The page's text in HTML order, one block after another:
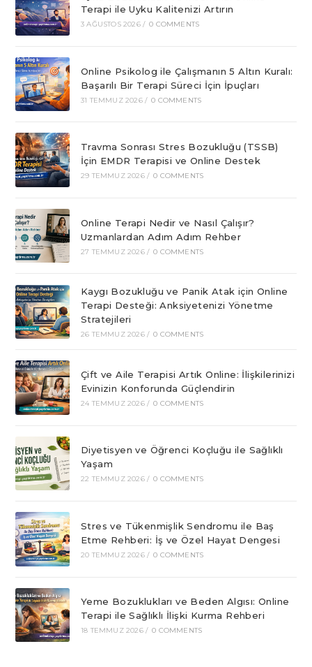
Terapi ile Uyku Kalitenizi Artırın
3 AĞUSTOS 2026 / 0 COMMENTS
Online Psikolog ile Çalışmanın 5 Altın Kuralı:
Başarılı Bir Terapi Süreci İçin İpuçları
31 TEMMUZ 2026 / 0 COMMENTS
Travma Sonrası Stres Bozukluğu (TSSB)
İçin EMDR Terapisi ve Online Destek
29 TEMMUZ 2026 / 0 COMMENTS
Online Terapi Nedir ve Nasıl Çalışır?
Uzmanlardan Adım Adım Rehber
27 TEMMUZ 2026 / 0 COMMENTS
Kaygı Bozukluğu ve Panik Atak için Online
Terapi Desteği: Anksiyetenizi Yönetme
Stratejileri
26 TEMMUZ 2026 / 0 COMMENTS
Çift ve Aile Terapisi Artık Online: İlişkilerinizi
Evinizin Konforunda Güçlendirin
24 TEMMUZ 2026 / 0 COMMENTS
Diyetisyen ve Öğrenci Koçluğu ile Sağlıklı
Yaşam
22 TEMMUZ 2026 / 0 COMMENTS
Stres ve Tükenmişlik Sendromu ile Baş
Etme Rehberi: İş ve Özel Hayat Dengesi
20 TEMMUZ 2026 / 0 COMMENTS
Yeme Bozuklukları ve Beden Algısı: Online
Terapi ile Sağlıklı İlişki Kurma Rehberi
18 TEMMUZ 2026 / 0 COMMENTS